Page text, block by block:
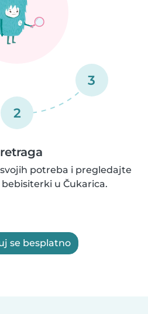
2
3
potreba i pregledajte
u Čukarica.
se besplatno